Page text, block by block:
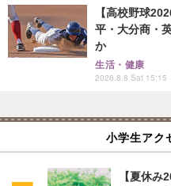
【高校野球
平・大分商・
か
生活・健康
2026.8.8 Sat 15:15
小学生アク
【夏休み